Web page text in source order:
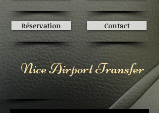
Réservation Contact
Nice Airport Transfer